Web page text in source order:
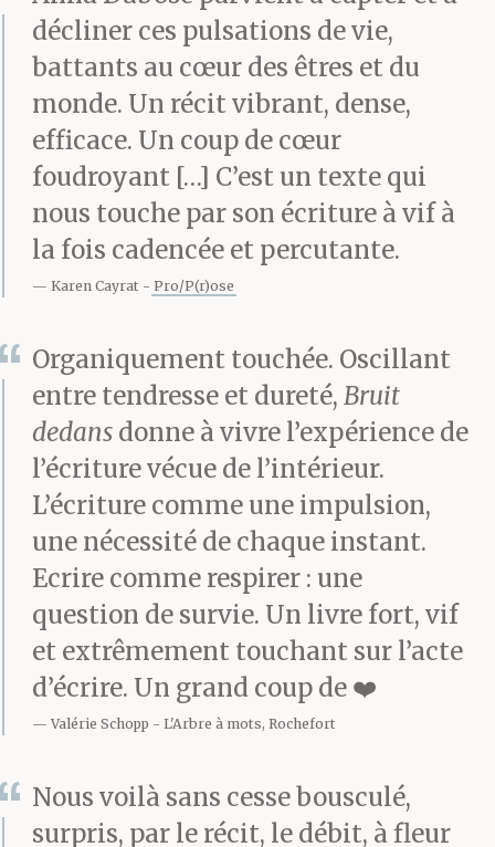
– Je sais pas. Une heure.
Peut-être un peu moins.
On s’arrête dans un
relais, à trente bornes
de la ville. Milo s’est
auto, tête en arrière, la
bouche
béante.
– La réveille pas, me dit
Ronald. On la réveillera
à Bordeaux.
– OK. Je reste ici, je vous
attends.
décliner ces pulsations de vie,
battants au cœur des êtres et du
monde. Un récit vibrant, dense,
efficace. Un coup de cœur
foudroyant […] C’est un texte qui
nous touche par son écriture à vif à
la fois cadencée et percutante.
Karen Cayrat Pro/P(r)ose
Organiquement touchée. Oscillant
entre tendresse et dureté, Bruit
dedans donne à vivre l’expérience de
l’écriture vécue de l’intérieur.
L’écriture comme une impulsion,
une nécessité de chaque instant.
Ecrire comme respirer : une
question de survie. Un livre fort, vif
et extrêmement touchant sur l’acte
d’écrire. Un grand coup de ❤️
Valérie Schopp L'Arbre à mots, Rochefort
Nous voilà sans cesse bousculé,
surpris, par le récit, le débit, à fleur